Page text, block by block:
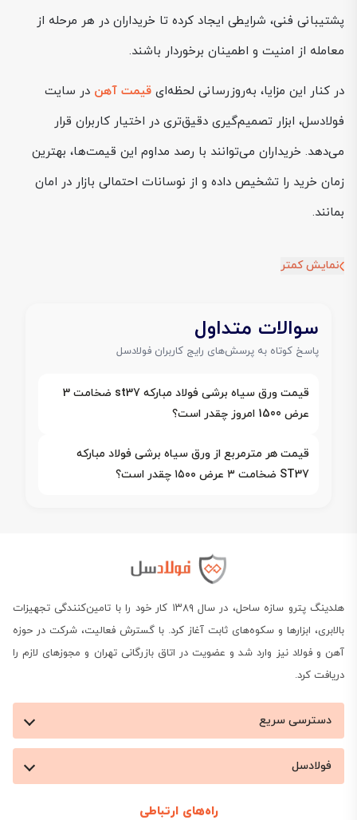
پشتیبانی فنی، شرایطی ایجاد کرده تا خریداران در هر مرحله از
معامله از امنیت و اطمینان برخوردار باشند.
در کنار این مزایا، به‌روزرسانی لحظه‌ای قیمت آهن در سایت
فولادسل، ابزار تصمیم‌گیری دقیق‌تری در اختیار کاربران قرار
می‌دهد. خریداران می‌توانند با رصد مداوم این قیمت‌ها، بهترین
زمان خرید را تشخیص داده و از نوسانات احتمالی بازار در امان
بمانند.
نمایش کمتر
سوالات متداول
پاسخ کوتاه به پرسش‌های رایج کاربران فولادسل
قیمت ورق سیاه برشی فولاد مبارکه st37 ضخامت 3
عرض 1500 امروز چقدر است؟
قیمت هر مترمربع از ورق سیاه برشی فولاد مبارکه
ST37 ضخامت ۳ عرض ۱۵۰۰ چقدر است؟
هلدینگ پترو سازه ساحل، در سال ۱۳۸۹ کار خود را با تامین‌کنندگی تجهیزات
بالابری، ابزارها و سکوه‌های ثابت آغاز کرد. با گسترش فعالیت، شرکت در حوزه
آهن و فولاد نیز وارد شد و عضویت در اتاق بازرگانی تهران و مجوزهای لازم را
دریافت کرد.
دسترسی سریع
فولادسل
راه‌های ارتباطی